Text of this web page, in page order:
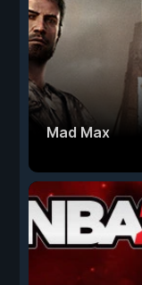
Mad Max